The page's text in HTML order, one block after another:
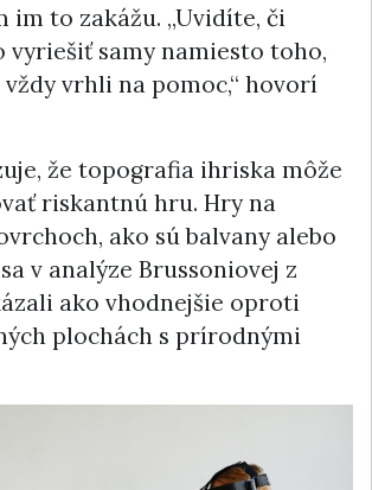
im to zakážu. „Uvidíte, či
vyriešiť samy namiesto toho,
vždy vrhli na pomoc,“ hovorí
že topografia ihriska môže
riskantnú hru. Hry na
ako sú balvany alebo
v analýze Brussoniovej z
ako vhodnejšie oproti
plochách s prírodnými